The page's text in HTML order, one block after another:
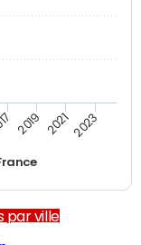
2019 2021 2023
par ville